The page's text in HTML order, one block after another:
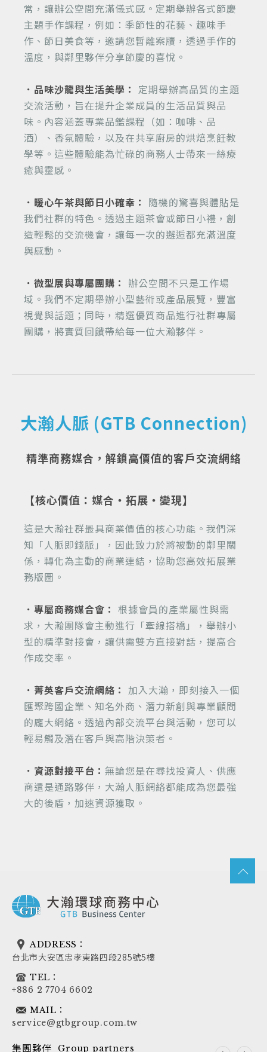
常，讓辦公空間充滿儀式感。定期舉辦各式節慶
主題手作課程，例如：季節性的花藝、趣味手
作、節日美食等，邀請您暫離案牘，透過手作的
溫度，與鄰里夥伴分享節慶的喜悅。
．品味沙龍與生活美學： 定期舉辦高品質的主題
交流活動，旨在提升企業成員的生活品質與品
味。內容涵蓋專業品鑑課程（如：咖啡、品
酒）、香氛體驗，以及在共享廚房的烘焙烹飪教
學等。這些體驗能為忙碌的商務人士帶來一絲療
癒與靈感。
．暖心午茶與節日小確幸： 隨機的驚喜與體貼是
我們社群的特色。透過主題茶會或節日小禮，創
造輕鬆的交流機會，讓每一次的邂逅都充滿溫度
與感動。
．微型展與專屬團購： 辦公空間不只是工作場
域。我們不定期舉辦小型藝術或產品展覽，豐富
視覺與話題；同時，精選優質商品進行社群專屬
團購，將實質回饋帶給每一位大瀚夥伴。
大瀚人脈 (GTB Connection)
精準商務媒合，解鎖高價值的客戶交流網絡
【核心價值：媒合・拓展・變現】
這是大瀚社群最具商業價值的核心功能。我們深
知「人脈即錢脈」，因此致力於將被動的鄰里關
係，轉化為主動的商業連結，協助您高效拓展業
務版圖。
．專屬商務媒合會： 根據會員的產業屬性與需
求，大瀚團隊會主動進行「牽線搭橋」，舉辦小
型的精準對接會，讓供需雙方直接對話，提高合
作成交率。
．菁英客戶交流網絡： 加入大瀚，即刻接入一個
匯聚跨國企業、知名外商、潛力新創與專業顧問
的龐大網絡。透過內部交流平台與活動，您可以
輕易觸及潛在客戶與高階決策者。
．資源對接平台： 無論您是在尋找投資人、供應
商還是通路夥伴，大瀚人脈網絡都能成為您最強
大的後盾，加速資源獲取。
ADDRESS：
台北市大安區忠孝東路四段285號5樓
TEL：
+886 2 7704 6602
MAIL：
service@gtbgroup.com.tw
集團夥伴 Group partners